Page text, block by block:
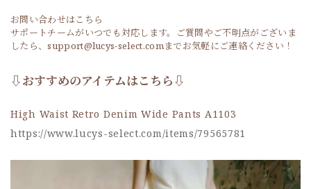
お問い合わせはこちら
サポートチームがいつでも対応します。ご質問やご不明点がございま
したら、support@lucys-select.comまでお気軽にご連絡ください！
⇩おすすめのアイテムはこちら⇩
High Waist Retro Denim Wide Pants A1103
https://www.lucys-select.com/items/79565781